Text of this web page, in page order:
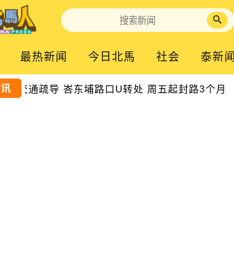
最热新闻 今日北馬 社会 泰新闻
赖交通疏导 峇东埔路口U转处 周五起封路3个月